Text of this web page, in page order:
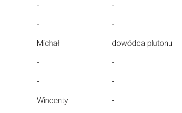
- -
- -
Michał dowódca plutonu
- -
- -
Wincenty -